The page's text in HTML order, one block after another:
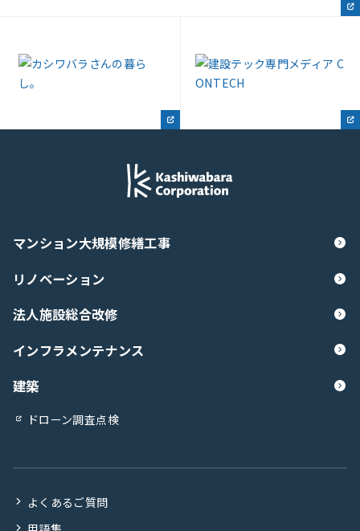
マンション大規模修繕工事
リノベーション
法人施設総合改修
インフラメンテナンス
建築
ドローン調査点検
よくあるご質問